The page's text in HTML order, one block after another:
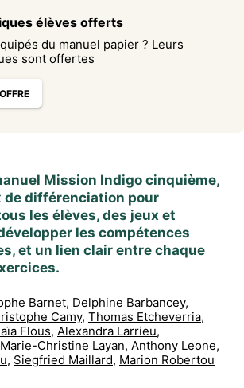
élèves offerts
du manuel papier ? Leurs
sont offertes
Mission Indigo cinquième,
de différenciation pour
les élèves, des jeux et
les compétences
et un lien clair entre chaque
Barnet, Delphine Barbancey,
Camy, Thomas Etcheverria,
Flous, Alexandra Larrieu,
Marie-Christine Layan, Anthony Leone,
, Siegfried Maillard, Marion Robertou